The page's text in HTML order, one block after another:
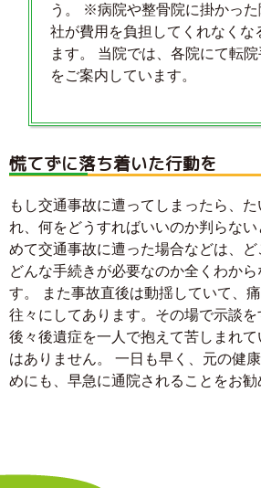
う。 ※病院や整骨院に掛かっ
社が費用を負担してくれなくな
ます。 当院では、各院にて転
をご案内しています。
慌てずに落ち着いた行動を
もし交通事故に遭ってしまったら、
れ、何をどうすればいいのか判らな
めて交通事故に遭った場合などは、ど
どんな手続きが必要なのか全くわか
す。 また事故直後は動揺していて、
往々にしてあります。その場で示談を
後々後遺症を一人で抱えて苦しまれて
はありません。 一日も早く、元の健
めにも、早急に通院されることをお勧